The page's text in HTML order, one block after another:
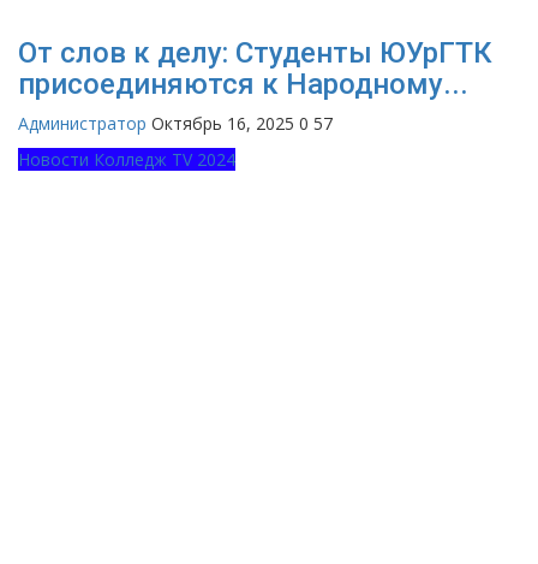
От слов к делу: Студенты ЮУрГТК
присоединяются к Народному...
Администратор Октябрь 16, 2025 0 57
Новости Колледж TV 2024